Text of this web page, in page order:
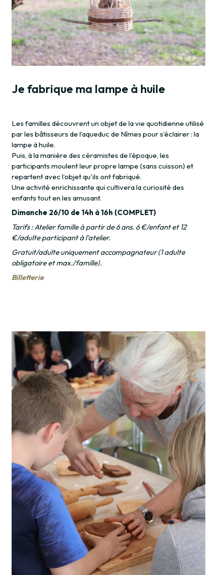
Je fabrique ma lampe à huile
Les familles découvrent un objet de la vie quotidienne utilisé
par les bâtisseurs de l’aqueduc de Nîmes pour s’éclairer : la
lampe à huile.
Puis, à la manière des céramistes de l’époque, les
participants moulent leur propre lampe (sans cuisson) et
repartent avec l’objet qu'ils ont fabriqué.
Une activité enrichissante qui cultivera la curiosité des
enfants tout en les amusant.
Dimanche 26/10 de 14h à 16h (COMPLET)
Tarifs : Atelier famille à partir de 6 ans. 6 €/enfant et 12
€/adulte participant à l’atelier.
Gratuit/adulte uniquement accompagnateur (1 adulte
obligatoire et max./famille).
Billetterie